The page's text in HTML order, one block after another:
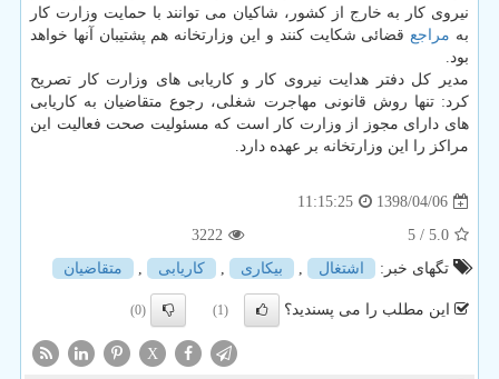
نیروی كار به خارج از كشور، شاكیان می توانند با حمایت وزارت كار
به مراجع قضائی شكایت كنند و این وزارتخانه هم پشتیبان آنها خواهد
بود.
مدیر كل دفتر هدایت نیروی كار و كاریابی های وزارت كار تصریح
كرد: تنها روش قانونی مهاجرت شغلی، رجوع متقاضیان به كاریابی
های دارای مجوز از وزارت كار است كه مسئولیت صحت فعالیت این
مراكز را این وزارتخانه بر عهده دارد.
1398/04/06
11:15:25
5.0
/ 5
3222
تگهای خبر:
اشتغال , بیكاری , كاریابی , متقاضیان
این مطلب را می پسندید؟ (1)
(0)
X